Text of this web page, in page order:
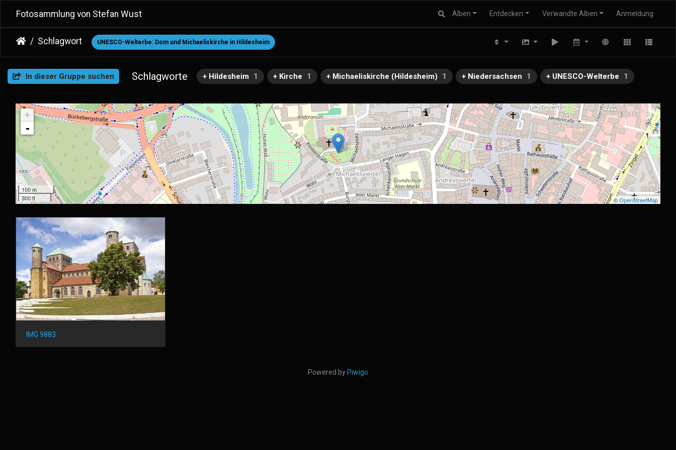
Fotosammlung von Stefan Wust Alben Entdecken Verwandte Alben Anmeldung
Schlagwort UNESCO-Welterbe: Dom und Michaeliskirche in Hildesheim
In dieser Gruppe suchen Schlagworte + Hildesheim 1 + Kirche 1 + Michaeliskirche (Hildesheim) 1 + Niedersachsen 1 + UNESCO-Welterbe 1
+
-
100 m
300 ft
©OpenStreetMap
IMG 9883
Powered by Piwigo